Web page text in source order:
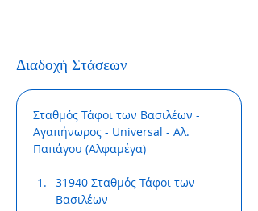
Διαδοχή Στάσεων
Σταθμός Τάφοι των Βασιλέων -
Αγαπήνωρος - Universal - Αλ.
Παπάγου (Αλφαμέγα)
31940 Σταθμός Τάφοι των
Βασιλέων